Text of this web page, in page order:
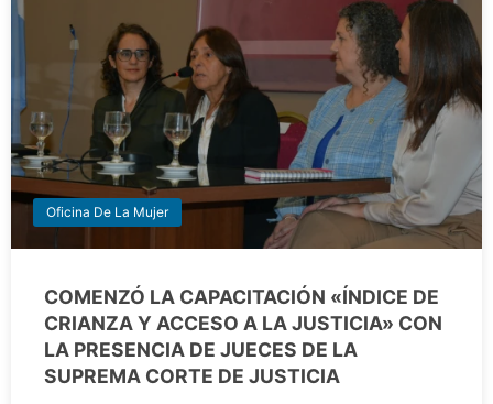
Oficina De La Mujer
COMENZÓ LA CAPACITACIÓN «ÍNDICE DE
CRIANZA Y ACCESO A LA JUSTICIA» CON
LA PRESENCIA DE JUECES DE LA
SUPREMA CORTE DE JUSTICIA